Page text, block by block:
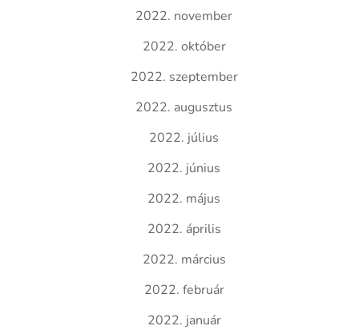
2022. november
2022. október
2022. szeptember
2022. augusztus
2022. július
2022. június
2022. május
2022. április
2022. március
2022. február
2022. január